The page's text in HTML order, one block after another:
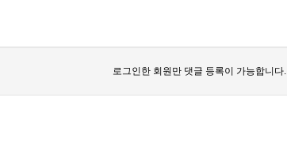
로그인한 회원만 댓글 등록이 가능합니다.